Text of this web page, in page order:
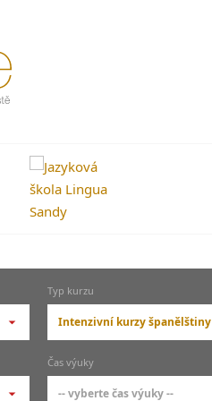
Typ kurzu
Intenzivní kurzy španělštiny
-- vyberte typ --
základní členění kurzů
Čas výuky
-- vyberte čas výuky --